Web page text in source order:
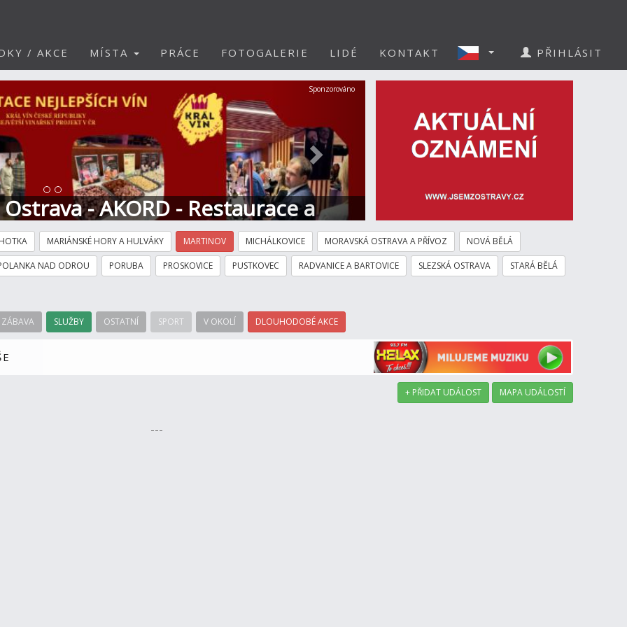
/ AKCE MÍSTA PRÁCE FOTOGALERIE LIDÉ KONTAKT PŘIHLÁSIT
- AKORD - Restaurace a
Další
Sponzorováno
MARIÁNSKÉ HORY A HULVÁKY MARTINOV MICHÁLKOVICE MORAVSKÁ OSTRAVA A PŘÍVOZ NOVÁ BĚLÁ
NAD ODROU PORUBA PROSKOVICE PUSTKOVEC RADVANICE A BARTOVICE SLEZSKÁ OSTRAVA STARÁ BĚLÁ
ZÁBAVA SLUŽBY OSTATNÍ SPORT V OKOLÍ DLOUHODOBÉ AKCE
+ PŘIDAT UDÁLOST MAPA UDÁLOSTÍ
---